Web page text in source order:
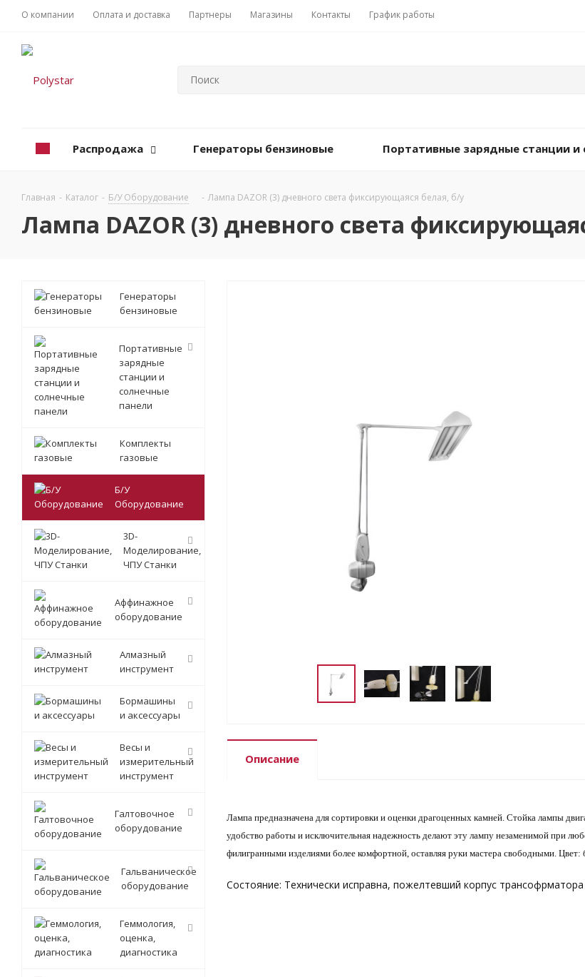
О компании Оплата и доставка Партнеры Магазины Контакты График работы
Распродажа Генераторы бензиновые Портативные зарядные станции и
Главная - Каталог - Б/У Оборудование - Лампа DAZOR (3) дневного света фиксирующаяся белая, б/у
Лампа DAZOR (3) дневного света
Описание
Лампа предназначена для сортировки и оценки драгоценных камней. Стойка лампы
удобство работы и исключительная надежность делают эту лампу незаменимой при
филигранными изделиями более комфортной, оставляя руки мастера свободными. Цвет:
Состояние: Технически исправна, пожелтевший корпус
Генераторы
бензиновые
Портативные
зарядные
станции и
солнечные
панели
Комплекты
газовые
Б/У
Оборудование
3D-
Моделирование,
ЧПУ Станки
Аффинажное
оборудование
Алмазный
инструмент
Бормашины
и аксессуары
Весы и
измерительный
инструмент
Галтовочное
оборудование
Гальваническое
оборудование
Геммология,
оценка,
диагностика